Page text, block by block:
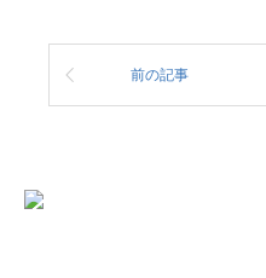
前の記事